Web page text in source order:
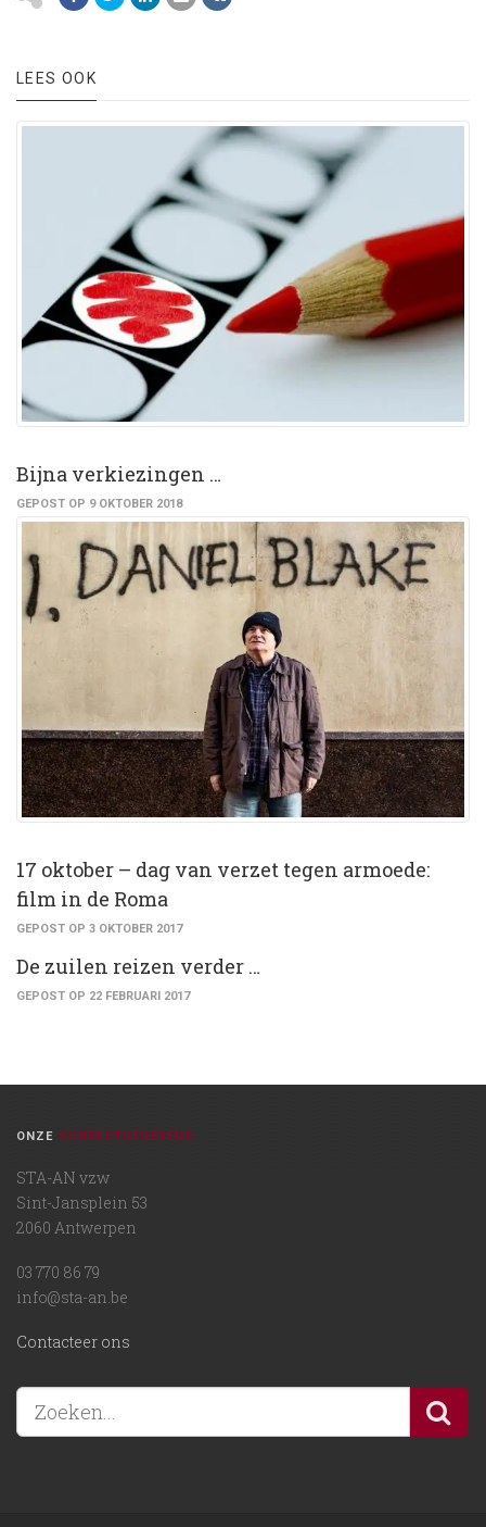
LEES OOK
Bijna verkiezingen …
GEPOST OP 9 OKTOBER 2018
17 oktober – dag van verzet tegen armoede:
film in de Roma
GEPOST OP 3 OKTOBER 2017
De zuilen reizen verder …
GEPOST OP 22 FEBRUARI 2017
ONZE CONTACTGEGEVENS
STA-AN vzw
Sint-Jansplein 53
2060 Antwerpen
03 770 86 79
info@sta-an.be
Contacteer ons